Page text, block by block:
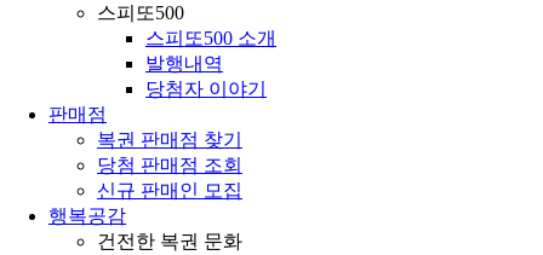
스피또500
스피또500 소개
발행내역
당첨자 이야기
판매점
복권 판매점 찾기
당첨 판매점 조회
신규 판매인 모집
행복공감
건전한 복권 문화